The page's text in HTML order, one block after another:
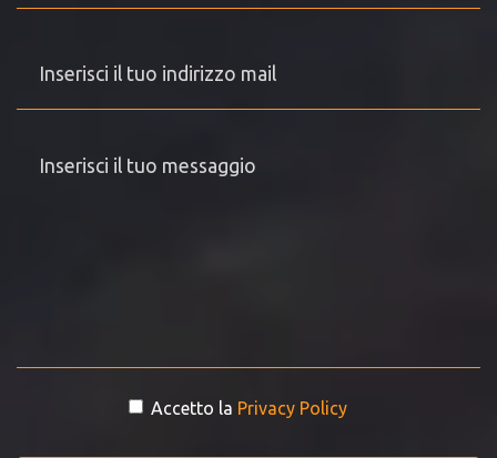
Accetto la Privacy Policy